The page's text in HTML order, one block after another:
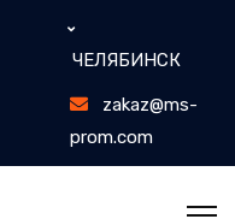
ЧЕЛЯБИНСК
zakaz@ms-
prom.com